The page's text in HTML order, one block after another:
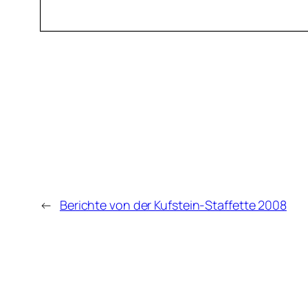
← Berichte von der Kufstein-Staffette 2008